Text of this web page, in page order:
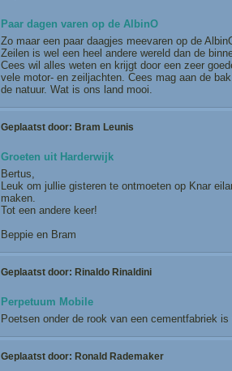
Paar dagen varen op de AlbinO
Zo maar een paar daagjes meevaren op de
Zeilen is wel een heel andere wereld dan de
Cees wil alles weten en krijgt door een zeer
vele motor- en zeiljachten. Cees mag aan de
de natuur. Wat is ons land mooi.
Geplaatst door: Bram Leunis
Groeten uit Harderwijk
Bertus,
Leuk om jullie gisteren te ontmoeten op Knar
maken.
Tot een andere keer!
Beppie en Bram
Geplaatst door: Rinaldo Rinaldini
Perpetuum Mobile
Poetsen onder de rook van een cementfabriek
Geplaatst door: Ronald Rademaker